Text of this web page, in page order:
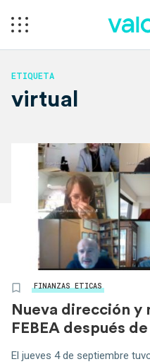
ETIQUETA
virtual
FINANZAS ETICAS
Nueva dirección y
FEBEA después
El jueves 4 de septiembre